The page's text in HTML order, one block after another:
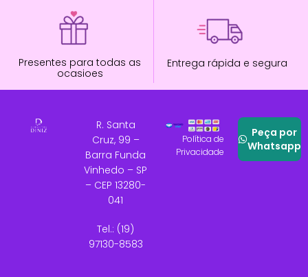
Presentes para todas as
ocasioes
Entrega rápida e segura
R. Santa
Cruz, 99 –
Barra Funda
Vinhedo – SP
– CEP 13280-
041
Tel.: (19)
97130-8583
Política de
Privacidade
Peça por
Whatsapp